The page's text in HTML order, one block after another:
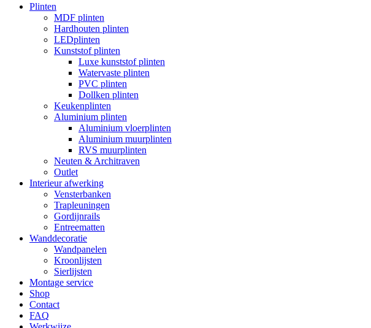
Plinten
MDF plinten
Hardhouten plinten
LEDplinten
Kunststof plinten
Luxe kunststof plinten
Watervaste plinten
PVC plinten
Dollken plinten
Keukenplinten
Aluminium plinten
Aluminium vloerplinten
Aluminium muurplinten
RVS muurplinten
Neuten & Architraven
Outlet
Interieur afwerking
Vensterbanken
Trapleuningen
Gordijnrails
Entreematten
Wanddecoratie
Wandpanelen
Kroonlijsten
Sierlijsten
Montage service
Shop
Contact
FAQ